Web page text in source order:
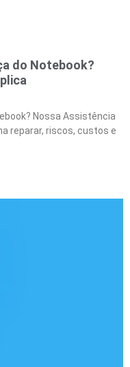
do Notebook?
Nossa Assistência
reparar, riscos, custos e